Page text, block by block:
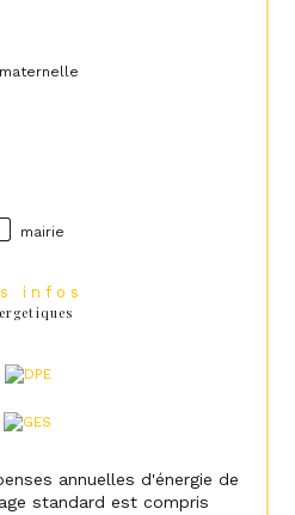
mairie
infos
annuelles d'énergie de
standard est compris